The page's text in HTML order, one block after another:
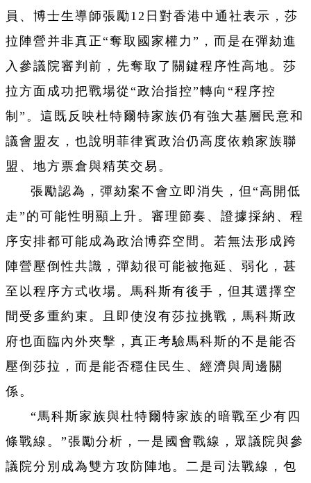
員、博士生導師張勵12日對香港中通社表示，莎
拉陣營并非真正“奪取國家權力”，而是在彈劾進
入參議院審判前，先奪取了關鍵程序性高地。莎
拉方面成功把戰場從“政治指控”轉向“程序控
制”。這既反映杜特爾特家族仍有強大基層民意和
議會盟友，也說明菲律賓政治仍高度依賴家族聯
盟、地方票倉與精英交易。
張勵認為，彈劾案不會立即消失，但“高開低
走”的可能性明顯上升。審理節奏、證據採納、程
序安排都可能成為政治博弈空間。若無法形成跨
陣營壓倒性共識，彈劾很可能被拖延、弱化，甚
至以程序方式收場。馬科斯有後手，但其選擇空
間受多重約束。且即使沒有莎拉挑戰，馬科斯政
府也面臨內外夾擊，真正考驗馬科斯的不是能否
壓倒莎拉，而是能否穩住民生、經濟與周邊關
係。
“馬科斯家族與杜特爾特家族的暗戰至少有四
條戰線。”張勵分析，一是國會戰線，眾議院與參
議院分別成為雙方攻防陣地。二是司法戰線，包